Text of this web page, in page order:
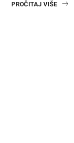
PROČITAJ VIŠE